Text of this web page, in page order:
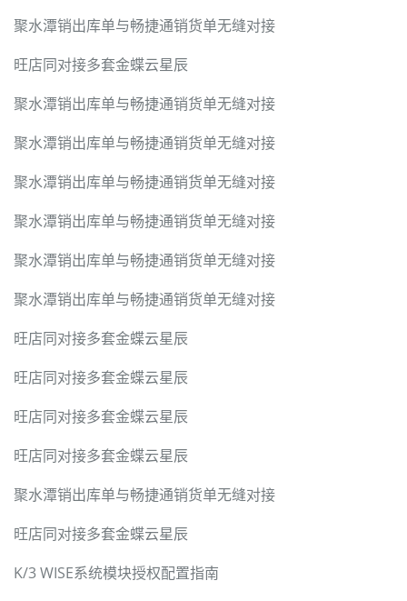
聚水潭销出库单与畅捷通销货单无缝对接
旺店同对接多套金蝶云星辰
聚水潭销出库单与畅捷通销货单无缝对接
聚水潭销出库单与畅捷通销货单无缝对接
聚水潭销出库单与畅捷通销货单无缝对接
聚水潭销出库单与畅捷通销货单无缝对接
聚水潭销出库单与畅捷通销货单无缝对接
聚水潭销出库单与畅捷通销货单无缝对接
旺店同对接多套金蝶云星辰
旺店同对接多套金蝶云星辰
旺店同对接多套金蝶云星辰
旺店同对接多套金蝶云星辰
聚水潭销出库单与畅捷通销货单无缝对接
旺店同对接多套金蝶云星辰
K/3 WISE系统模块授权配置指南